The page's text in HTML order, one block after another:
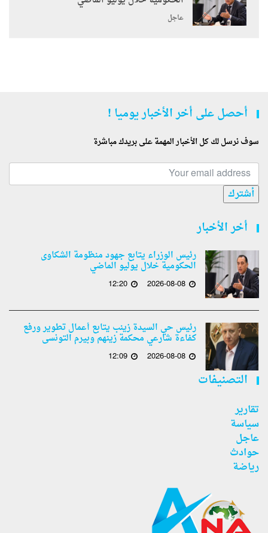
عاجل
أحصل على أخر الأخبار يوميا !
سوف نرسل لك كل الأخبار المهمة على بريدك مباشرة
أشترك
أخر الأخبار
رئيس الوزراء يتابع جهود منظومة الشكاوى
الحكومية خلال يوليو الماضي
2026-08-08
12:20
رئيس حي السيدة زينب يتابع أعمال تطوير ورفع
كفاءة شارعي محكمة زينهم وبيرم التونسى
2026-08-08
12:09
التصنيفات
تقارير
سياسة
عاجل
حوادث
رياضة